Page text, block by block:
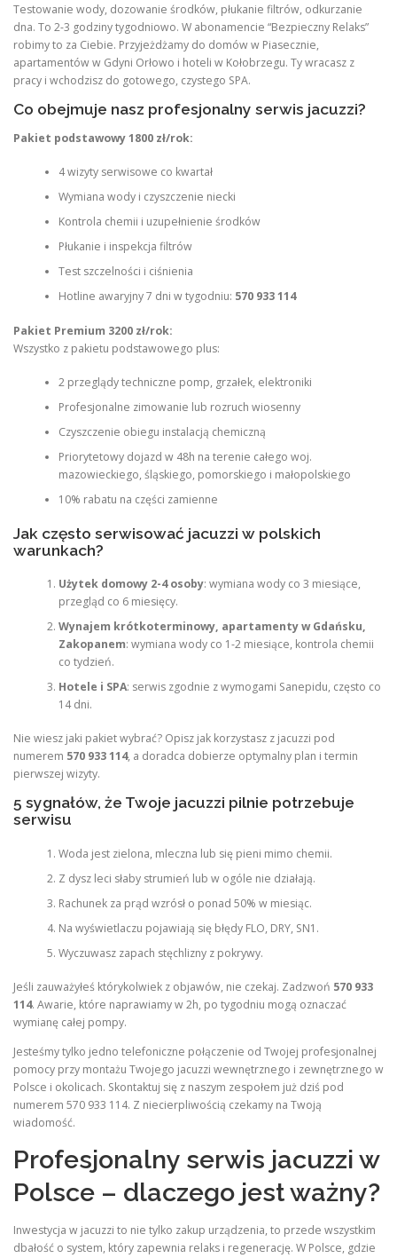
Testowanie wody, dozowanie środków, płukanie filtrów, odkurzanie
dna. To 2-3 godziny tygodniowo. W abonamencie “Bezpieczny Relaks”
robimy to za Ciebie. Przyjeżdżamy do domów w Piasecznie,
apartamentów w Gdyni Orłowo i hoteli w Kołobrzegu. Ty wracasz z
pracy i wchodzisz do gotowego, czystego SPA.
Co obejmuje nasz profesjonalny serwis jacuzzi?
Pakiet podstawowy 1800 zł/rok:
4 wizyty serwisowe co kwartał
Wymiana wody i czyszczenie niecki
Kontrola chemii i uzupełnienie środków
Płukanie i inspekcja filtrów
Test szczelności i ciśnienia
Hotline awaryjny 7 dni w tygodniu: 570 933 114
Pakiet Premium 3200 zł/rok:
Wszystko z pakietu podstawowego plus:
2 przeglądy techniczne pomp, grzałek, elektroniki
Profesjonalne zimowanie lub rozruch wiosenny
Czyszczenie obiegu instalacją chemiczną
Priorytetowy dojazd w 48h na terenie całego woj.
mazowieckiego, śląskiego, pomorskiego i małopolskiego
10% rabatu na części zamienne
Jak często serwisować jacuzzi w polskich
warunkach?
Użytek domowy 2-4 osoby: wymiana wody co 3 miesiące,
przegląd co 6 miesięcy.
Wynajem krótkoterminowy, apartamenty w Gdańsku,
Zakopanem: wymiana wody co 1-2 miesiące, kontrola chemii
co tydzień.
Hotele i SPA: serwis zgodnie z wymogami Sanepidu, często co
14 dni.
Nie wiesz jaki pakiet wybrać? Opisz jak korzystasz z jacuzzi pod
numerem 570 933 114, a doradca dobierze optymalny plan i termin
pierwszej wizyty.
5 sygnałów, że Twoje jacuzzi pilnie potrzebuje
serwisu
Woda jest zielona, mleczna lub się pieni mimo chemii.
Z dysz leci słaby strumień lub w ogóle nie działają.
Rachunek za prąd wzrósł o ponad 50% w miesiąc.
Na wyświetlaczu pojawiają się błędy FLO, DRY, SN1.
Wyczuwasz zapach stęchlizny z pokrywy.
Jeśli zauważyłeś którykolwiek z objawów, nie czekaj. Zadzwoń 570 933
114. Awarie, które naprawiamy w 2h, po tygodniu mogą oznaczać
wymianę całej pompy.
Jesteśmy tylko jedno telefoniczne połączenie od Twojej profesjonalnej
pomocy przy montażu Twojego jacuzzi wewnętrznego i zewnętrznego w
Polsce i okolicach. Skontaktuj się z naszym zespołem już dziś pod
numerem 570 933 114. Z niecierpliwością czekamy na Twoją
wiadomość.
Profesjonalny serwis jacuzzi w
Polsce – dlaczego jest ważny?
Inwestycja w jacuzzi to nie tylko zakup urządzenia, to przede wszystkim
dbałość o system, który zapewnia relaks i regenerację. W Polsce, gdzie